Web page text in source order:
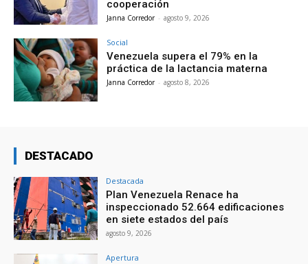
cooperación
Janna Corredor - agosto 9, 2026
Social
Venezuela supera el 79% en la
práctica de la lactancia materna
Janna Corredor - agosto 8, 2026
DESTACADO
Destacada
Plan Venezuela Renace ha
inspeccionado 52.664 edificaciones
en siete estados del país
agosto 9, 2026
Apertura